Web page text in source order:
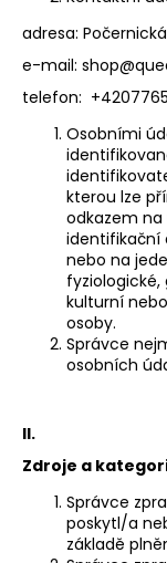
adresa:
e-mail:
telefon:
Osobními
kterou lze
odkazem
identifikační
nebo na
kulturní
osoby.
Správce
osobních
II.
Zdroje a
Správce
poskytl/a
základě
í
t
?
u
č
u